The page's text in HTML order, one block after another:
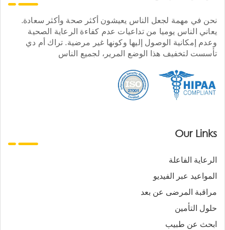
نحن في مهمة لجعل الناس يعيشون أكثر صحة وأكثر سعادة.
يعاني الناس يوميا من تداعيات عدم كفاءة الرعاية الصحية
وعدم إمكانية الوصول إليها وكونها غير مرضية. تراك أم دي
تأسست لتخفيف هذا الوضع المرير، لجميع الناس
Our Links
الرعاية الفاعلة
المواعيد عبر الفيديو
مراقبة المرضى عن بعد
حلول التأمين
ابحث عن طبيب